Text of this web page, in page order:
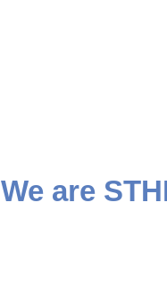
We are